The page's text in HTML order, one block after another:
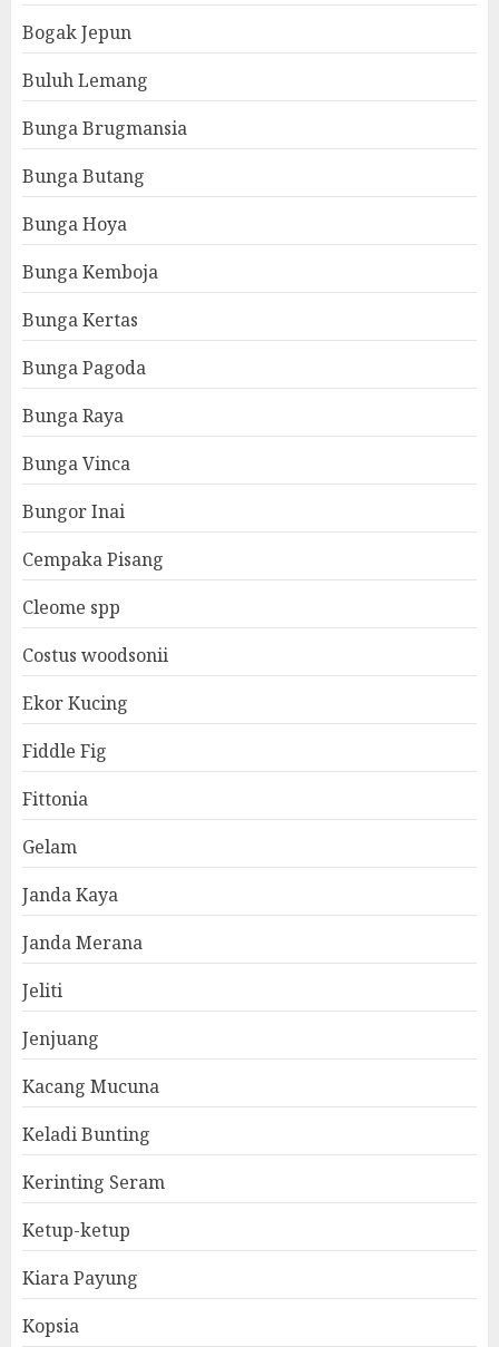
Bogak Jepun
Buluh Lemang
Bunga Brugmansia
Bunga Butang
Bunga Hoya
Bunga Kemboja
Bunga Kertas
Bunga Pagoda
Bunga Raya
Bunga Vinca
Bungor Inai
Cempaka Pisang
Cleome spp
Costus woodsonii
Ekor Kucing
Fiddle Fig
Fittonia
Gelam
Janda Kaya
Janda Merana
Jeliti
Jenjuang
Kacang Mucuna
Keladi Bunting
Kerinting Seram
Ketup-ketup
Kiara Payung
Kopsia